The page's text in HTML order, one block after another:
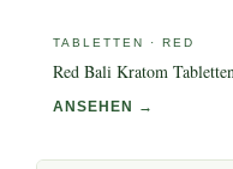
TABLETTEN · RED
Red Bali Kratom Tabletten
ANSEHEN →